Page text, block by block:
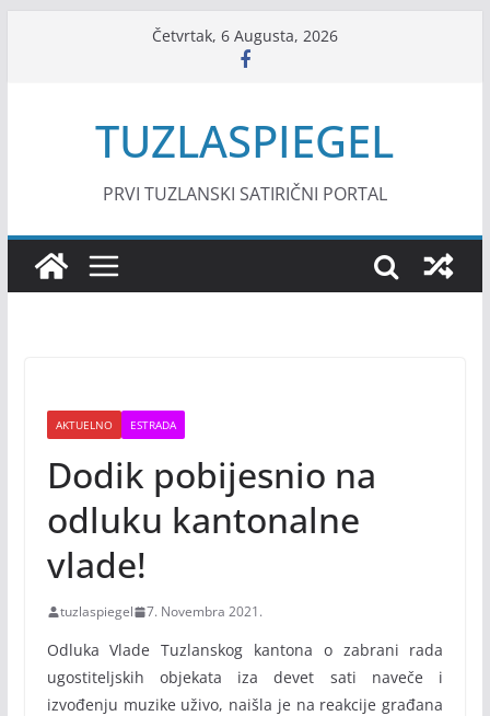
Četvrtak, 6 Augusta, 2026
TUZLASPIEGEL
PRVI TUZLANSKI SATIRIČNI PORTAL
AKTUELNO ESTRADA
Dodik pobijesnio na
odluku kantonalne
vlade!
tuzlaspiegel 7. Novembra 2021.
Odluka Vlade Tuzlanskog kantona o zabrani rada
ugostiteljskih objekata iza devet sati naveče i
izvođenju muzike uživo, naišla je na reakcije građana